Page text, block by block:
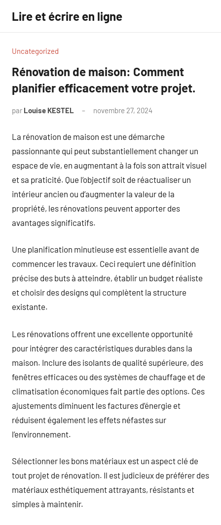
contenu
Lire et écrire en ligne
Uncategorized
Rénovation de maison: Comment
planifier efficacement votre projet.
par Louise KESTEL novembre 27, 2024
La rénovation de maison est une démarche
passionnante qui peut substantiellement changer un
espace de vie, en augmentant à la fois son attrait visuel
et sa praticité. Que l’objectif soit de réactualiser un
intérieur ancien ou d’augmenter la valeur de la
propriété, les rénovations peuvent apporter des
avantages significatifs.
Une planification minutieuse est essentielle avant de
commencer les travaux. Ceci requiert une définition
précise des buts à atteindre, établir un budget réaliste
et choisir des designs qui complètent la structure
existante.
Les rénovations offrent une excellente opportunité
pour intégrer des caractéristiques durables dans la
maison. Inclure des isolants de qualité supérieure, des
fenêtres efficaces ou des systèmes de chauffage et de
climatisation économiques fait partie des options. Ces
ajustements diminuent les factures d’énergie et
réduisent également les effets néfastes sur
l’environnement.
Sélectionner les bons matériaux est un aspect clé de
tout projet de rénovation. Il est judicieux de préférer des
matériaux esthétiquement attrayants, résistants et
simples à maintenir.